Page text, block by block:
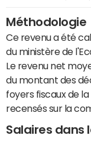
Méthodologie
Ce revenu a été
du ministère de
Le revenu net
du montant des
foyers fiscaux de
recensés sur la
Salaires dans